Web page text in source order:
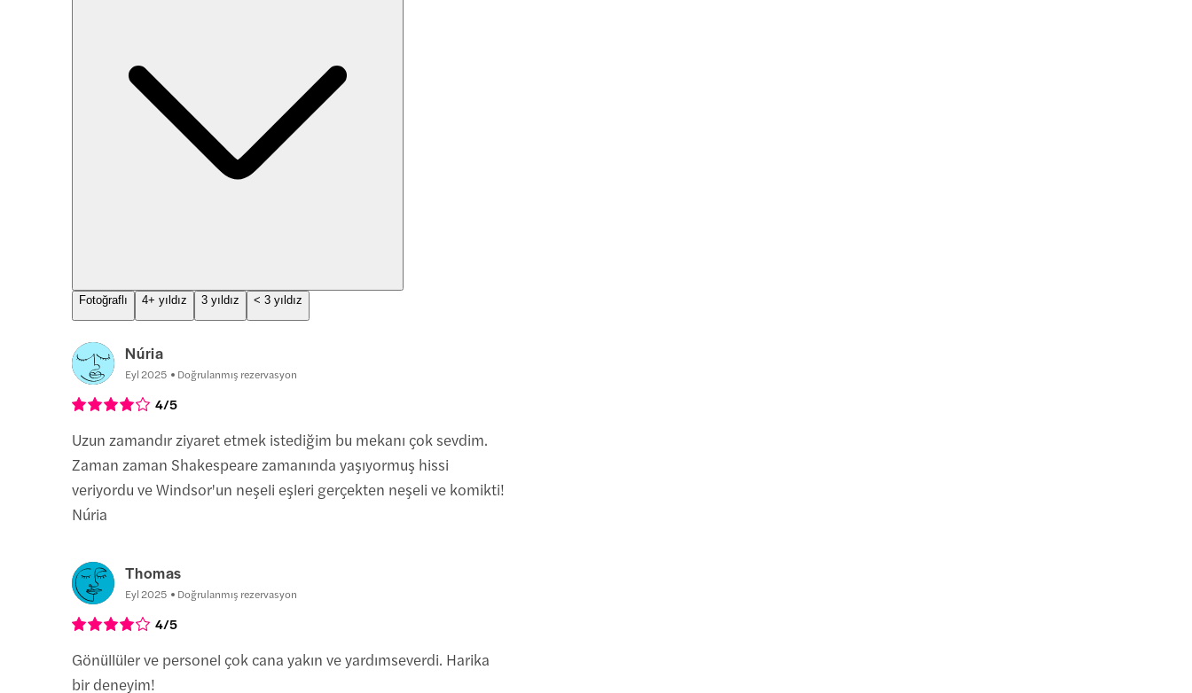
Fotoğraflı 4+ yıldız 3 yıldız < 3 yıldız
Núria
Eyl 2025 Doğrulanmış rezervasyon
4/5
Uzun zamandır ziyaret etmek istediğim bu mekanı çok sevdim.
Zaman zaman Shakespeare zamanında yaşıyormuş hissi
veriyordu ve Windsor'un neşeli eşleri gerçekten neşeli ve komikti!
Núria
Thomas
Eyl 2025 Doğrulanmış rezervasyon
4/5
Gönüllüler ve personel çok cana yakın ve yardımseverdi. Harika
bir deneyim!